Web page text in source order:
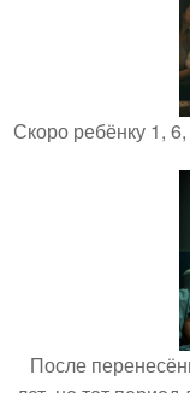
Скоро ребёнку 1,
После